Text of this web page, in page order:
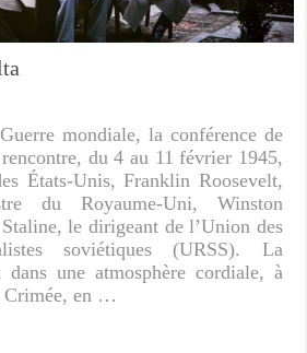
mondiale, la conférence de
du 4 au 11 février 1945,
États-Unis, Franklin Roosevelt,
du Royaume-Uni, Winston
le dirigeant de l’Union des
soviétiques (URSS). La
une atmosphère cordiale, à
Crimée, en …